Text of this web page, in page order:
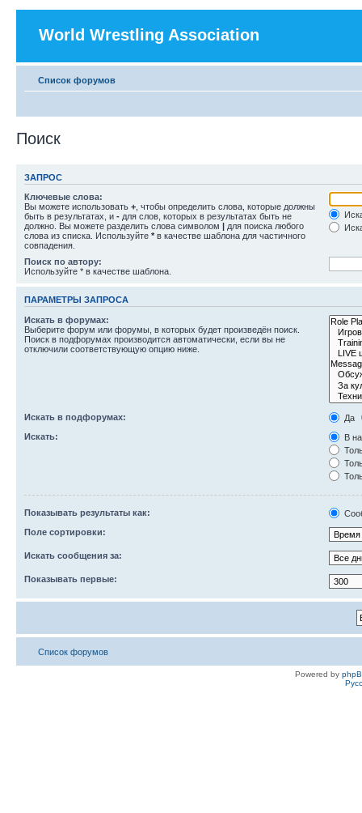
World Wrestling Association
Список форумов
Поиск
ЗАПРОС
Ключевые слова:
Вы можете использовать + , чтобы определить слова, которые должны
быть в результатах, и - для слов, которых в результатах быть не
должно. Вы можете разделить слова символом | для поиска любого
слова из списка. Используйте * в качестве шаблона для частичного
совпадения.
Поиск по автору:
Используйте * в качестве шаблона.
ПАРАМЕТРЫ ЗАПРОСА
Искать в форумах:
Выберите форум или форумы, в которых будет произведён поиск.
Поиск в подфорумах производится автоматически, если вы не
отключили соответствующую опцию ниже.
Искать в подфорумах:
Да
Искать:
В
Показывать результаты как:
Поле сортировки:
Искать сообщения за:
Показывать первые:
Список форумов
Powered by